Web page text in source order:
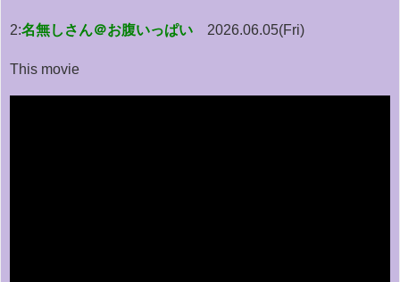
2:名無しさん＠お腹いっぱい 2026.06.05(Fri)
This movie